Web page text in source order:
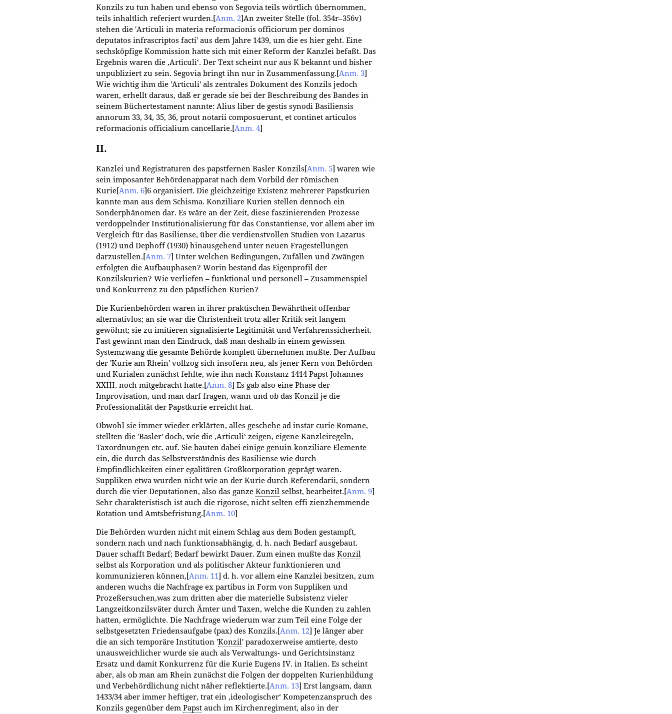
Konzils zu tun haben und ebenso von Segovia teils wörtlich übernommen,
teils inhaltlich referiert wurden. Anm. 2 An zweiter Stelle (fol. 354r–356v)
stehen die 'Articuli in materia reformacionis officiorum per dominos
deputatos infrascriptos facti' aus dem Jahre 1439, um die es hier geht. Eine
sechsköpfige Kommission hatte sich mit einer Reform der Kanzlei befaßt. Das
Ergebnis waren die ‚Articuli‘. Der Text scheint nur aus K bekannt und bisher
unpubliziert zu sein. Segovia bringt ihn nur in Zusammenfassung. Anm. 3
Wie wichtig ihm die 'Articuli' als zentrales Dokument des Konzils jedoch
waren, erhellt daraus, daß er gerade sie bei der Beschreibung des Bandes in
seinem Büchertestament nannte: Alius liber de gestis synodi Basiliensis
annorum 33, 34, 35, 36, prout notarii composuerunt, et continet articulos
reformacionis officialium cancellarie. Anm. 4]
II.
Kanzlei und Registraturen des papstfernen Basler Konzils [Anm. 5] waren wie
sein imposanter Behördenapparat nach dem Vorbild der römischen
Kurie[Anm. 6]6 organisiert. Die gleichzeitige Existenz mehrerer Papstkurien
kannte man aus dem Schisma. Konziliare Kurien stellen dennoch ein
Sonderphänomen dar. Es wäre an der Zeit, diese faszinierenden Prozesse
verdoppelnder Institutionalisierung für das Constantiense, vor allem aber im
Vergleich für das Basiliense, über die verdienstvollen Studien von Lazarus
(1912) und Dephoff (1930) hinausgehend unter neuen Fragestellungen
darzustellen. [Anm. 7] Unter welchen Bedingungen, Zufällen und Zwängen
erfolgten die Aufbauphasen? Worin bestand das Eigenprofil der
Konzilskurien? Wie verliefen – funktional und personell – Zusammenspiel
und Konkurrenz zu den päpstlichen Kurien?
Die Kurienbehörden waren in ihrer praktischen Bewährtheit offenbar
alternativlos; an sie war die Christenheit trotz aller Kritik seit langem
gewöhnt; sie zu imitieren signalisierte Legitimität und Verfahrenssicherheit.
Fast gewinnt man den Eindruck, daß man deshalb in einem gewissen
Systemzwang die gesamte Behörde komplett übernehmen mußte. Der Aufbau
der 'Kurie am Rhein' vollzog sich insofern neu, als jener Kern von Behörden
und Kurialen zunächst fehlte, wie ihn nach Konstanz 1414Papst Johannes
XXIII. noch mitgebracht hatte. [Anm. 8] Es gab also eine Phase der
Improvisation, und man darf fragen, wann und ob das Konzil je die
Professionalität der Papstkurie erreicht hat.
Obwohl sie immer wieder erklärten, alles geschehe ad instar curie Romane,
stellten die 'Basler' doch, wie die ‚Articuli‘ zeigen, eigene Kanzleiregeln,
Taxordnungen etc. auf. Sie bauten dabei einige genuin konziliare Elemente
ein, die durch das Selbstverständnis des Basiliense wie durch
Empfindlichkeiten einer egalitären Großkorporation geprägt waren.
Suppliken etwa wurden nicht wie an der Kurie durch Referendarii, sondern
durch die vier Deputationen, also das ganze Konzil selbst, bearbeitet. [Anm. 9]
Sehr charakteristisch ist auch die rigorose, nicht selten effi zienzhemmende
Rotation und Amtsbefristung. [Anm. 10]
Die Behörden wurden nicht mit einem Schlag aus dem Boden gestampft,
sondern nach und nach funktionsabhängig, d. h. nach Bedarf ausgebaut.
Dauer schafft Bedarf; Bedarf bewirkt Dauer. Zum einen mußte das Konzil
selbst als Korporation und als politischer Akteur funktionieren und
kommunizieren können, Anm. 11 d. h. vor allem eine Kanzlei besitzen, zum
anderen wuchs die Nachfrage ex partibus in Form von Suppliken und
Prozeßersuchen,was zum dritten aber die materielle Subsistenz vieler
Langzeitkonzilsväter durch Ämter und Taxen, welche die Kunden zu zahlen
hatten, ermöglichte. Die Nachfrage wiederum war zum Teil eine Folge der
selbstgesetzten Friedensaufgabe (pax) des Konzils. Anm. 12 Je länger aber
die an sich temporäre Institution 'Konzil' paradoxerweise amtierte, desto
unausweichlicher wurde sie auch als Verwaltungs- und Gerichtsinstanz
Ersatz und damit Konkurrenz für die Kurie Eugens IV. in Italien. Es scheint
aber, als ob man am Rhein zunächst die Folgen der doppelten Kurienbildung
und Verbehördlichung nicht näher reflektierte. Anm. 13 Erst langsam, dann
1433/34 aber immer heftiger, trat ein ‚ideologischer‘ Kompetenzanspruch des
Konzils gegenüber dem Papst auch im Kirchenregiment, also in der